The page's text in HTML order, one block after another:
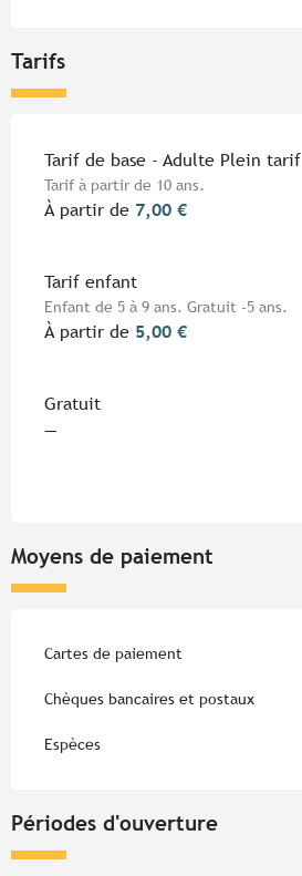
Tarifs
Tarifs 2026
Tarif de base - Adulte Plein tarif
Tarif à partir de 10 ans.
À partir de 7,00 €
Tarif enfant
Enfant de 5 à 9 ans. Gratuit -5 ans.
À partir de 5,00 €
Gratuit
—
Moyens de paiement
Cartes de paiement
Chèques bancaires et postaux
Espèces
Périodes d'ouverture